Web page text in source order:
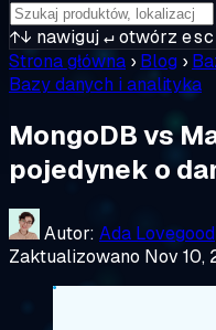
↑↓ nawiguj↵otwórz esc
Strona główna › Blog ›
Bazy danych i analityka
MongoDB vs
pojedynek o
Autor: Ada Lovegood
Zaktualizowano Nov 10,